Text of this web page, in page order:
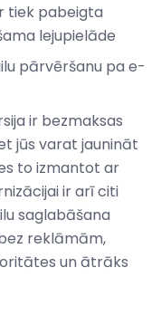
tiek pabeigta
lejupielāde
pārvēršanu pa e-
ir bezmaksas
jūs varat jaunināt
to izmantot ar
ir arī citi
saglabāšana
reklāmām,
un ātrāks